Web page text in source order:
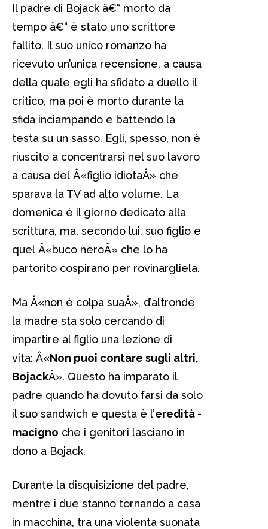
Il padre di Bojack â€“ morto da
tempo â€“ è stato uno scrittore
fallito. Il suo unico romanzo ha
ricevuto un’unica recensione, a causa
della quale egli ha sfidato a duello il
critico, ma poi è morto durante la
sfida inciampando e battendo la
testa su un sasso. Egli, spesso, non è
riuscito a concentrarsi nel suo lavoro
a causa del Â«figlio idiotaÂ» che
sparava la TV ad alto volume. La
domenica è il giorno dedicato alla
scrittura, ma, secondo lui, suo figlio e
quel Â«buco neroÂ» che lo ha
partorito cospirano per rovinargliela.
Ma Â«non è colpa suaÂ», d’altronde
la madre sta solo cercando di
impartire al figlio una lezione di
vita: Â«Non puoi contare sugli altri,
BojackÂ». Questo ha imparato il
padre quando ha dovuto farsi da solo
il suo sandwich e questa è l’eredità -
macigno che i genitori lasciano in
dono a Bojack.
Durante la disquisizione del padre,
mentre i due stanno tornando a casa
in macchina, tra una violenta suonata